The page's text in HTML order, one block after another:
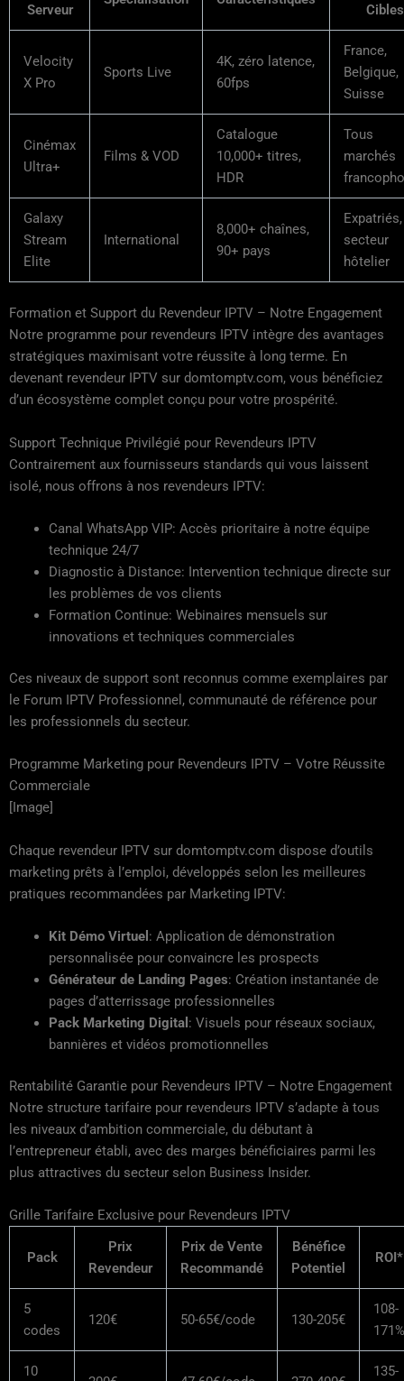
Serveur
Cibles
Velocity
X Pro
Sports Live
4K, zéro latence,
60fps
France,
Belgique,
Suisse
Cinémax
Ultra+
Films & VOD
Catalogue
10,000+ titres,
HDR
Tous
marchés
Galaxy
Stream
Elite
International
8,000+ chaînes,
90+ pays
Expatriés,
secteur
hôtelier
Formation et Support du Revendeur IPTV – Notre Engagement
Notre programme pour revendeurs IPTV intègre des avantages
stratégiques maximisant votre réussite à long terme. En
devenant revendeur IPTV sur domtomptv.com, vous bénéficiez
d’un écosystème complet conçu pour votre prospérité.
Support Technique Privilégié pour Revendeurs IPTV
Contrairement aux fournisseurs standards qui vous laissent
isolé, nous offrons à nos revendeurs IPTV:
Canal WhatsApp VIP: Accès prioritaire à notre équipe
technique 24/7
Diagnostic à Distance: Intervention technique directe sur
les problèmes de vos clients
Formation Continue: Webinaires mensuels sur
innovations et techniques commerciales
Ces niveaux de support sont reconnus comme exemplaires par
le Forum IPTV Professionnel, communauté de référence pour
les professionnels du secteur.
Programme Marketing pour Revendeurs IPTV – Votre Réussite
Commerciale
[Image]
Chaque revendeur IPTV sur domtomptv.com dispose d’outils
marketing prêts à l’emploi, développés selon les meilleures
pratiques recommandées par Marketing IPTV:
Kit Démo Virtuel : Application de démonstration
personnalisée pour convaincre les prospects
Générateur de Landing Pages: Création instantanée de
pages d’atterrissage professionnelles
Pack Marketing Digital : Visuels pour réseaux sociaux,
bannières et vidéos promotionnelles
Rentabilité Garantie pour Revendeurs IPTV – Notre Engagement
Notre structure tarifaire pour revendeurs IPTV s’adapte à tous
les niveaux d’ambition commerciale, du débutant à
l’entrepreneur établi, avec des marges bénéficiaires parmi les
plus attractives du secteur selon Business Insider.
Grille Tarifaire Exclusive pour Revendeurs IPTV
Pack
Prix
Revendeur
Prix de Vente
Recommandé
Bénéfice
Potentiel
ROI*
5
codes
120€ 50-65€/code 130-205€
108-
171%
10 135-